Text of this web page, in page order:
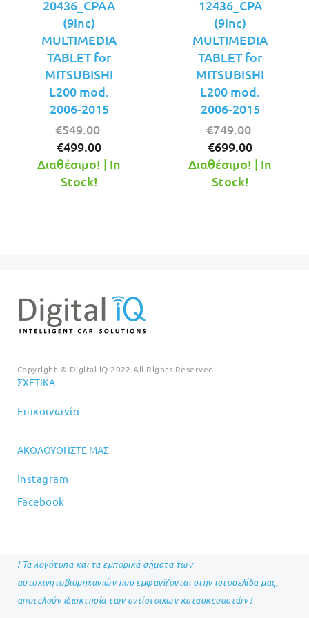
20436_CPAA
(9inc)
MULTIMEDIA
TABLET for
MITSUBISHI
L200 mod.
2006-2015
€549.00
was:
€499.00
τρέχουσα
Διαθέσιμο! | In
Stock!
12436_CPA
(9inc)
MULTIMEDIA
TABLET for
MITSUBISHI
L200 mod.
2006-2015
€749.00
was:
€699.00
τρέχουσα
Διαθέσιμο! | In
Stock!
Copyright © Digital iQ 2022 All Rights Reserved.
ΣΧΕΤΙΚΆ
Επικοινωνία
ΑΚΟΛΟΥΘΉΣΤΕ ΜΑΣ
Instagram
Facebook
! Τα λογότυπα και τα εμπορικά σήματα των
αυτοκινητοβιομηχανιών που εμφανίζονται στην ιστοσελίδα μας,
αποτελούν ιδιοκτησία των αντίστοιχων κατασκευαστών !